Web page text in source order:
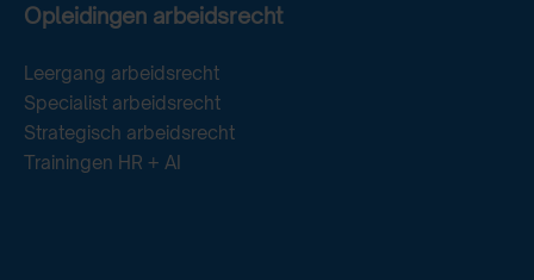
Opleidingen arbeidsrecht
Leergang arbeidsrecht
Specialist arbeidsrecht
Strategisch arbeidsrecht
Trainingen HR + AI